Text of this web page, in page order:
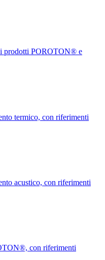
prodotti POROTON® e
termico, con riferimenti
acustico, con riferimenti
con riferimenti